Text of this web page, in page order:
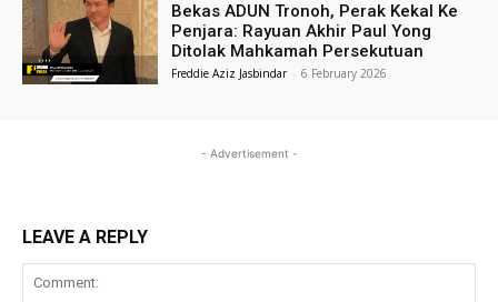
Bekas ADUN Tronoh, Perak Kekal Ke
Penjara: Rayuan Akhir Paul Yong
Ditolak Mahkamah Persekutuan
Freddie Aziz Jasbindar - 6 February 2026
- Advertisement -
LEAVE A REPLY